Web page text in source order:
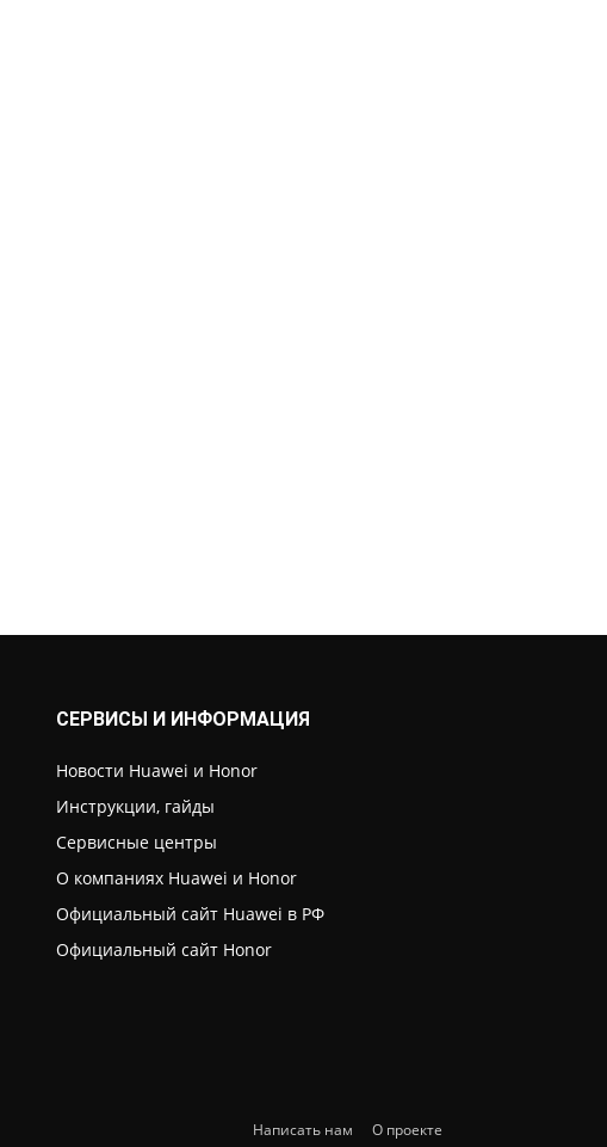
СЕРВИСЫ И ИНФОРМАЦИЯ
Новости Huawei и Honor
Инструкции, гайды
Сервисные центры
О компаниях Huawei и Honor
Официальный сайт Huawei в РФ
Официальный сайт Honor
Написать нам О проекте